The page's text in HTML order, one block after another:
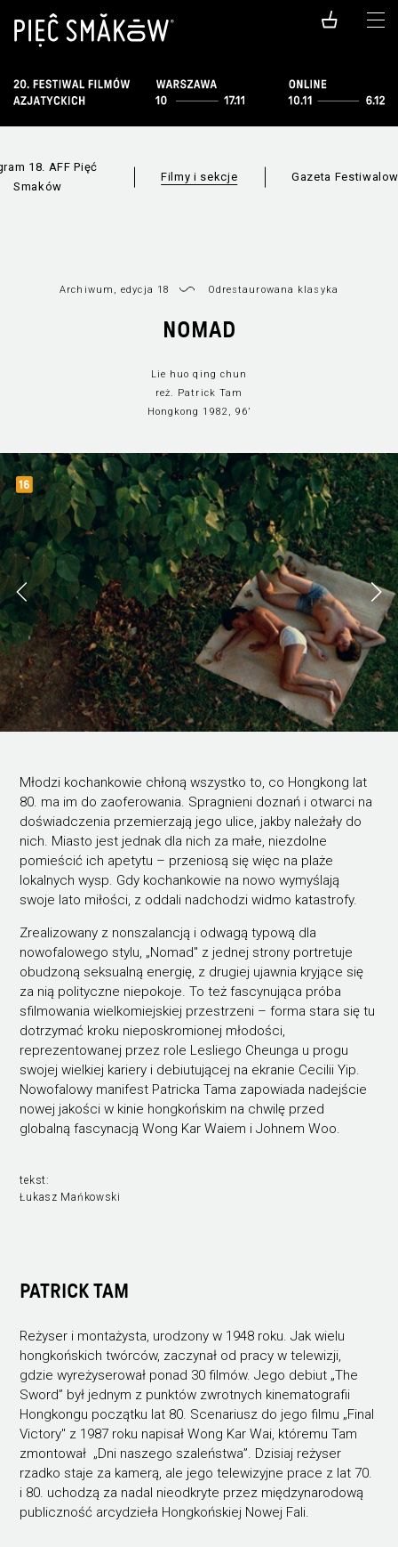
18. AFF Pięć
Smaków
Filmy i sekcje Gazeta
Archiwum, edycja 18 Odrestaurowana klasyka
NOMAD
Lie huo qing chun
reż. Patrick Tam
Hongkong 1982, 96’
Młodzi kochankowie chłoną wszystko to, co Hongkong lat
80. ma im do zaoferowania. Spragnieni doznań i otwarci na
doświadczenia przemierzają jego ulice, jakby należały do
nich. Miasto jest jednak dla nich za małe, niezdolne
pomieścić ich apetytu – przeniosą się więc na plaże
lokalnych wysp. Gdy kochankowie na nowo wymyślają
swoje lato miłości, z oddali nadchodzi widmo katastrofy.
Zrealizowany z nonszalancją i odwagą typową dla
nowofalowego stylu, „Nomad" z jednej strony portretuje
obudzoną seksualną energię, z drugiej ujawnia kryjące się
za nią polityczne niepokoje. To też fascynująca próba
sfilmowania wielkomiejskiej przestrzeni – forma stara się tu
dotrzymać kroku nieposkromionej młodości,
reprezentowanej przez role Lesliego Cheunga u progu
swojej wielkiej kariery i debiutującej na ekranie Cecilii Yip.
Nowofalowy manifest Patricka Tama zapowiada nadejście
nowej jakości w kinie hongkońskim na chwilę przed
globalną fascynacją Wong Kar Waiem i Johnem Woo.
tekst:
Łukasz Mańkowski
PATRICK TAM
Reżyser i montażysta, urodzony w 1948 roku. Jak wielu
hongkońskich twórców, zaczynał od pracy w telewizji,
gdzie wyreżyserował ponad 30 filmów. Jego debiut „The
Sword” był jednym z punktów zwrotnych kinematografii
Hongkongu początku lat 80. Scenariusz do jego filmu „Final
Victory" z 1987 roku napisał Wong Kar Wai, któremu Tam
zmontował „Dni naszego szaleństwa”. Dzisiaj reżyser
rzadko staje za kamerą, ale jego telewizyjne prace z lat 70.
i 80. uchodzą za nadal nieodkryte przez międzynarodową
publiczność arcydzieła Hongkońskiej Nowej Fali.